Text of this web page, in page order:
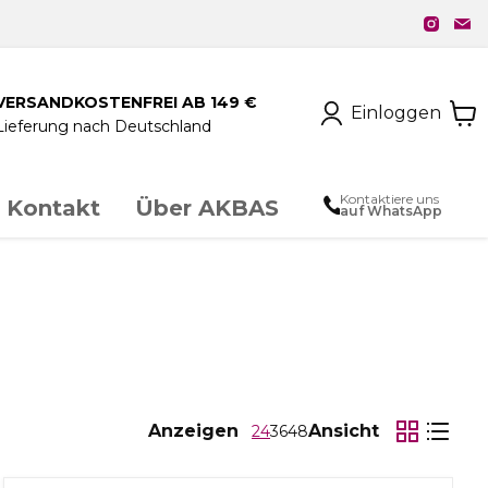
AB 149 €
nach Deutschland
Einloggen
Kontakt Über AKBAS Kontaktiere uns
auf WhatsApp
Anzeigen 243648Ansicht